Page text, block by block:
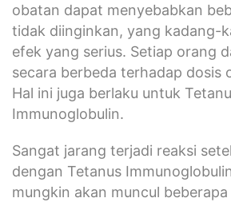
obatan dapat menyebabkan
tidak diinginkan, yang kadang-
efek yang serius. Setiap orang
secara berbeda terhadap dosis
Hal ini juga berlaku untuk
Immunoglobulin.
Sangat jarang terjadi reaksi
dengan Tetanus
mungkin akan muncul